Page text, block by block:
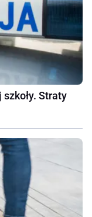
szkoły. Straty